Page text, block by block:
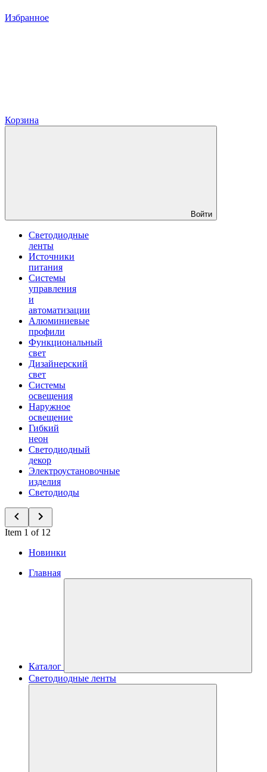
Избранное
Корзина
Войти
Светодиодные
ленты
Источники
питания
Системы
управления
и
автоматизации
Алюминиевые
профили
Функциональный
свет
Дизайнерский
свет
Системы
освещения
Наружное
освещение
Гибкий
неон
Светодиодный
декор
Электроустановочные
изделия
Светодиоды
Item 1 of 12
Новинки
Главная
Каталог
Светодиодные ленты